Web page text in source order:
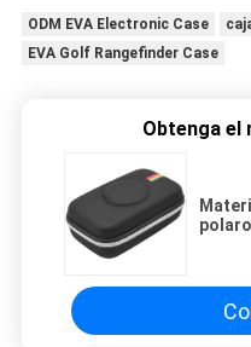
ODM EVA Electronic Case
EVA Golf Rangefinder Case
Obtenga el